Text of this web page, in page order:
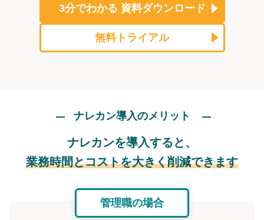
3分でわかる 資料ダウンロード
無料トライアル
ナレカン導入のメリット
ナレカンを導入すると、
業務時間とコストを大きく削減できます
管理職の場合